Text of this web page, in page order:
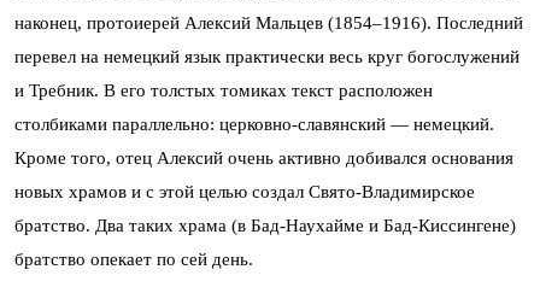
наконец, протоиерей Алексий Мальцев (1854–1916). Последний
перевел на немецкий язык практически весь круг богослужений
и Требник. В его толстых томиках текст расположен
столбиками параллельно: церковно-славянский — немецкий.
Кроме того, отец Алексий очень активно добивался основания
новых храмов и с этой целью создал Свято-Владимирское
братство. Два таких храма (в Бад-Наухайме и Бад-Киссингене)
братство опекает по сей день.